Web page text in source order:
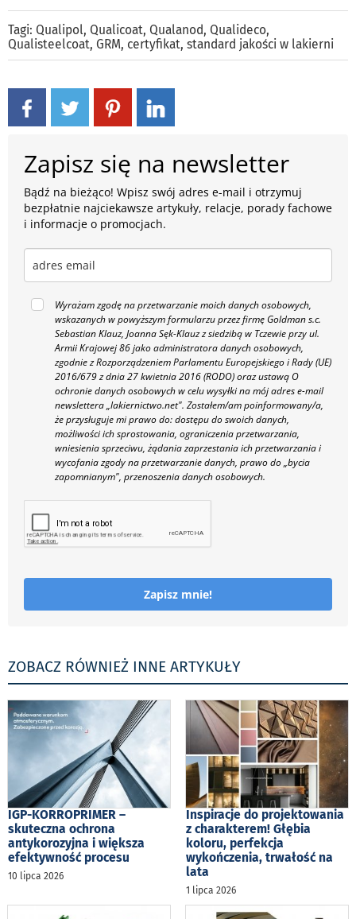
Tagi: Qualipol, Qualicoat, Qualanod, Qualideco,
Qualisteelcoat, GRM, certyfikat, standard jakości w lakierni
Zapisz się na newsletter
Bądź na bieżąco! Wpisz swój adres e-mail i otrzymuj
bezpłatnie najciekawsze artykuły, relacje, porady fachowe
i informacje o promocjach.
Wyrażam zgodę na przetwarzanie moich danych osobowych,
wskazanych w powyższym formularzu przez firmę Goldman s.c.
Sebastian Klauz, Joanna Sęk-Klauz z siedzibą w Tczewie przy ul.
Armii Krajowej 86 jako administratora danych osobowych,
zgodnie z Rozporządzeniem Parlamentu Europejskiego i Rady (UE)
2016/679 z dnia 27 kwietnia 2016 (RODO) oraz ustawą O
ochronie danych osobowych w celu wysyłki na mój adres e-mail
newslettera „lakiernictwo.net". Zostałem/am poinformowany/a,
że przysługuje mi prawo do: dostępu do swoich danych,
możliwości ich sprostowania, ograniczenia przetwarzania,
wniesienia sprzeciwu, żądania zaprzestania ich przetwarzania i
wycofania zgody na przetwarzanie danych, prawo do „bycia
zapomnianym", przenoszenia danych osobowych.
Zapisz mnie!
ZOBACZ RÓWNIEŻ INNE ARTYKUŁY
IGP-KORROPRIMER –
skuteczna ochrona
antykorozyjna i większa
efektywność procesu
10 lipca 2026
Inspiracje do projektowania
z charakterem! Głębia
koloru, perfekcja
wykończenia, trwałość na
lata
1 lipca 2026